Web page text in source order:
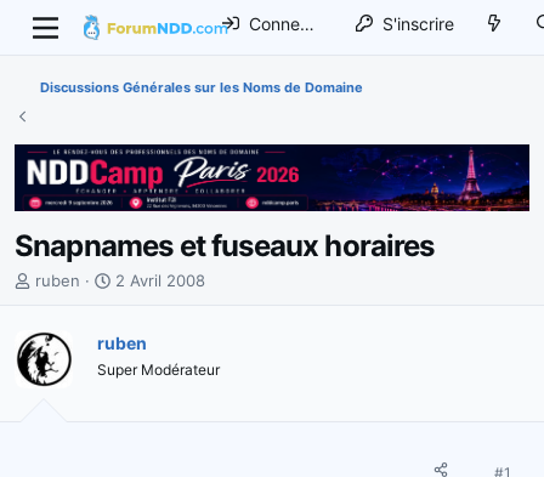
Connexion S'inscrire
Discussions Générales sur les Noms de Domaine
Snapnames et fuseaux horaires
I
t
i
ruben
D
e
d
2 Avril 2008
ruben
Super Modérateur
#1